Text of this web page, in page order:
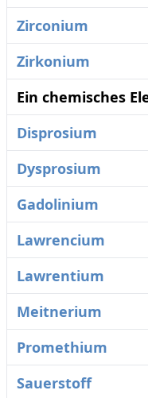
Zirconium
Zirkonium
Ein chemisches
Disprosium
Dysprosium
Gadolinium
Lawrencium
Lawrentium
Meitnerium
Promethium
Sauerstoff